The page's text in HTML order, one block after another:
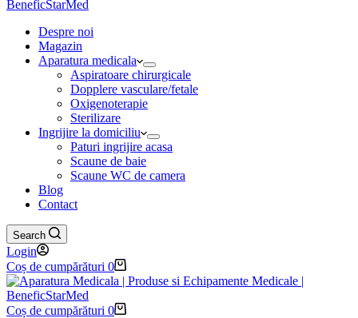
Despre noi
Magazin
Aparatura medicala
Aspiratoare chirurgicale
Dopplere vasculare/fetale
Oxigenoterapie
Sterilizare
Ingrijire la domiciliu
Paturi ingrijire acasa
Scaune de baie
Scaune WC de camera
Blog
Contact
Search
Login
Coș de cumpărături 0
Coș de cumpărături 0